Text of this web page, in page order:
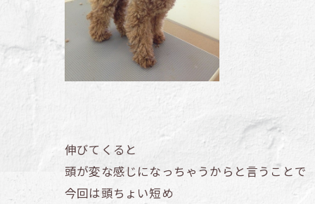
伸びてくると
頭が変な感じになっちゃうからと言うことで
今回は頭ちょい短め